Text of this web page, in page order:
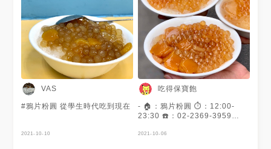
VAS
#鴉片粉圓 從學生時代吃到現在
2021-10-10
吃得保寶飽
- 🏠：鴉片粉圓 ⏱：12:00-
23:30 ☎️：02-2369-3959
段52巷16弄4號 🚇：捷運公館
2021-10-06